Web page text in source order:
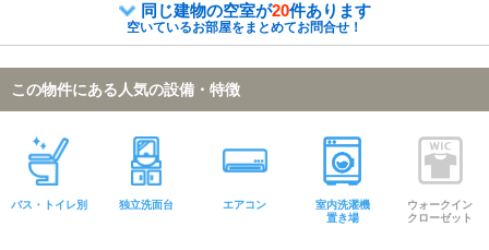
同じ建物の空室が20件あります
空いているお部屋をまとめてお問合せ！
この物件にある人気の設備・特徴
バス・トイレ別 独立洗面台 エアコン
室内洗濯機
置き場
ウォークイン
クローゼット